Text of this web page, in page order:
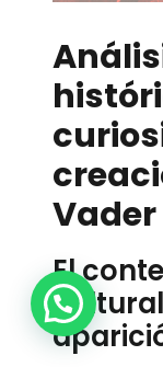
Vader
El 1